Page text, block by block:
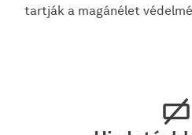
tartják a magánélet